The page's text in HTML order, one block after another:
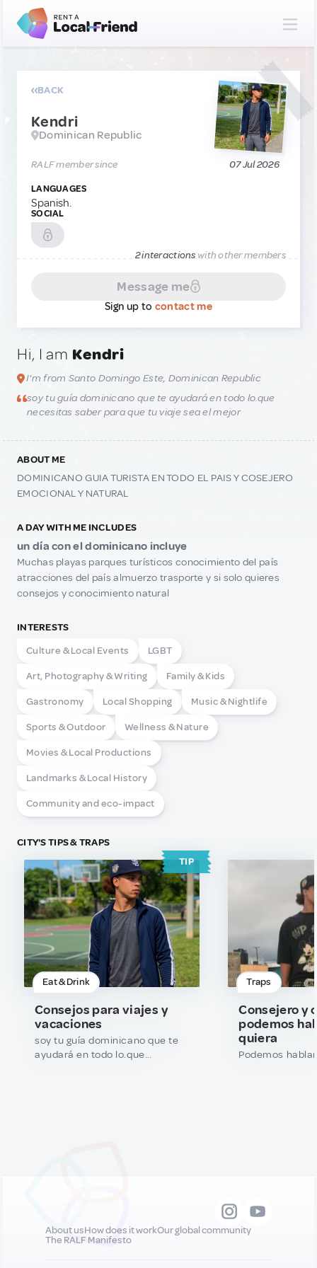
BACK
Kendri
Dominican Republic
RALF member since 07 Jul 2026
LANGUAGES
Spanish.
SOCIAL
2 interactionswith other members
Message me
Sign up to contact me
Hi, I am Kendri
I'm from Santo Domingo Este, Dominican Republic
soy tu guía dominicano que te ayudará en todo lo.que
necesitas saber para que tu viaje sea el mejor
ABOUT ME
DOMINICANO GUIA TURISTA EN TODO EL PAIS Y COSEJERO
EMOCIONAL Y NATURAL
A DAY WITH ME INCLUDES
un día con el dominicano incluye
Muchas playas parques turísticos conocimiento del país
atracciones del país almuerzo trasporte y si solo quieres
consejos y conocimiento natural
INTERESTS
Culture & Local Events
LGBT
Art, Photography & Writing Family & Kids
Gastronomy Local Shopping Music & Nightlife
Sports & Outdoor Wellness & Nature
Movies & Local Productions
Landmarks & Local History
Community and eco-impact
CITY'S TIPS & TRAPS
TIP
Eat & Drink
Consejos para viajes y
vacaciones
soy tu guía dominicano que te
ayudará en todo lo.que
Traps
Consejero y
podemos
quiera
Podemos
About usHow does it workOur global community
The RALF Manifesto